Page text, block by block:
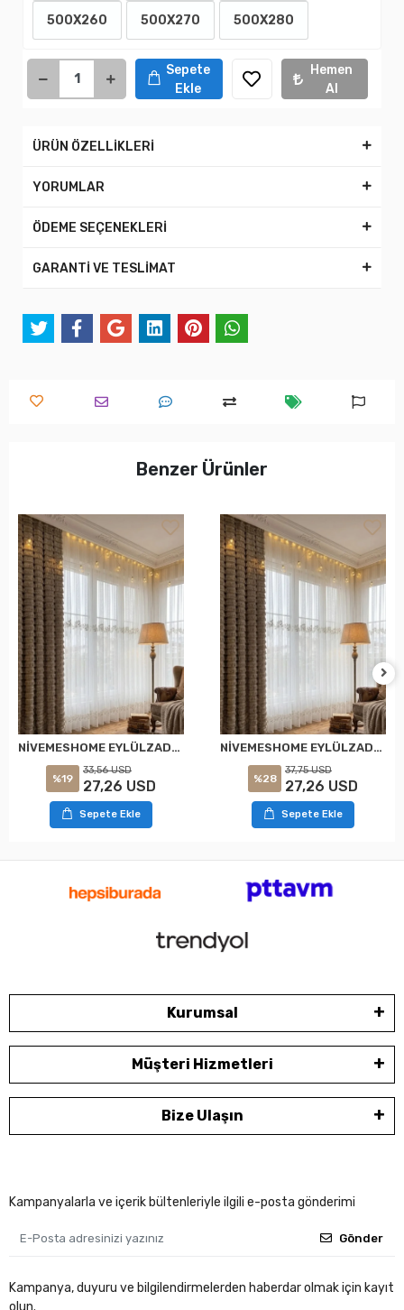
500X260 500X270 500X280
Sepete
Ekle
Hemen
Al
ÜRÜN ÖZELLİKLERİ
YORUMLAR
ÖDEME SEÇENEKLERİ
GARANTİ VE TESLİMAT
Benzer Ürünler
NİVEMESHOME EYLÜLZADE GOLD DETAY 1/2,5 PİLELİ TÜL PERDE APM
%19
33,56 USD
27,26 USD
Sepete Ekle
NİVEMESHOME EYLÜLZADE GOLD DETAY 1/3 PİLELİ TÜL PERDE APM
%28
37,75 USD
27,26 USD
Sepete Ekle
Kurumsal
Müşteri Hizmetleri
Bize Ulaşın
Kampanyalarla ve içerik bültenleriyle ilgili e-posta gönderimi
Gönder
Kampanya, duyuru ve bilgilendirmelerden haberdar olmak için kayıt
olun.